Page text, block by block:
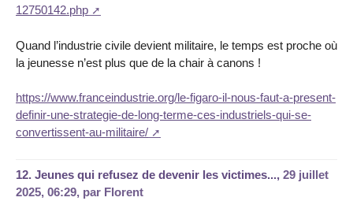
12750142.php
Quand l’industrie civile devient militaire, le temps est proche où
la jeunesse n’est plus que de la chair à canons !
https://www.franceindustrie.org/le-figaro-il-nous-faut-a-present-
definir-une-strategie-de-long-terme-ces-industriels-qui-se-
convertissent-au-militaire/
12. Jeunes qui refusez de devenir les victimes..., 29 juillet
2025, 06:29, par Florent